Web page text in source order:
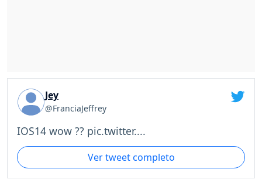
Jey
@FranciaJeffrey
IOS14 wow ?? pic.twitter....
Ver tweet completo